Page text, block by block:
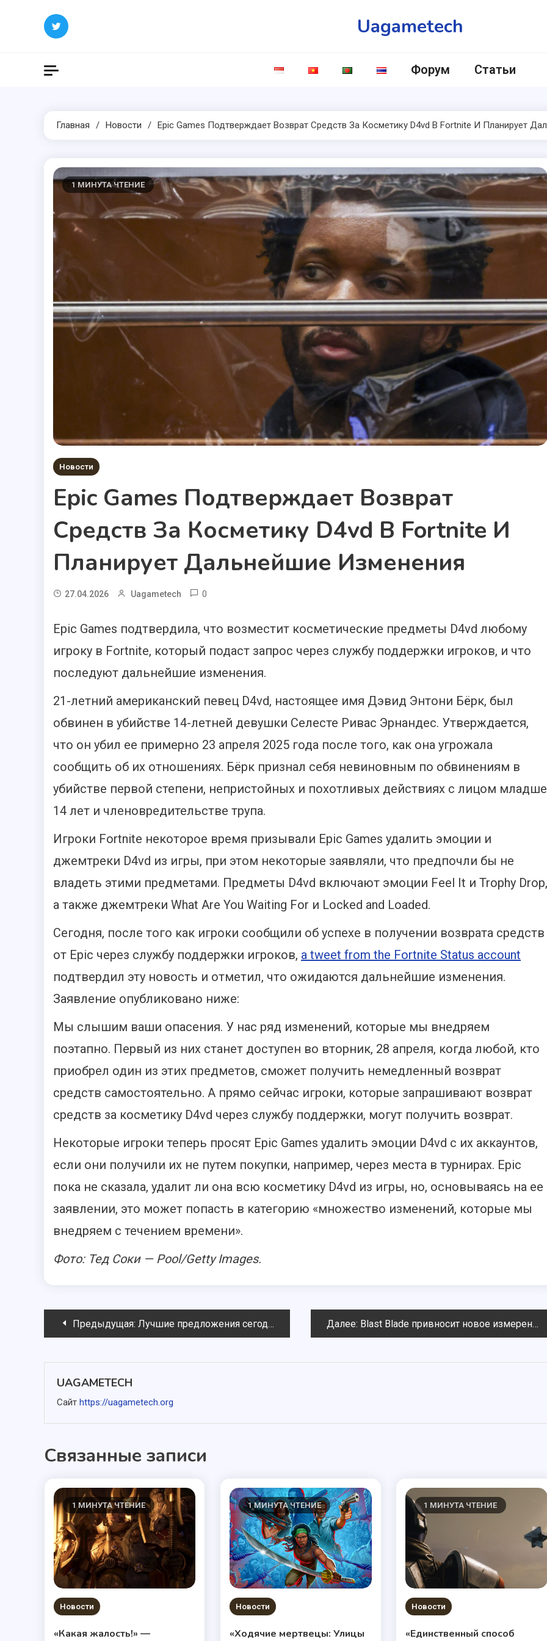
содержимому
Uagametech
Форум Статьи
Главная Новости Epic Games Подтверждает Возврат Средств За Косметику D4vd В Fortnite И Планирует
1 МИНУТА ЧТЕНИЕ
Новости
Epic Games Подтверждает Возврат
Средств За Косметику D4vd В Fortnite И
Планирует Дальнейшие Изменения
27.04.2026 Uagametech 0
Epic Games подтвердила, что возместит косметические предметы D4vd любому
игроку в Fortnite, который подаст запрос через службу поддержки игроков, и что
последуют дальнейшие изменения.
21-летний американский певец D4vd, настоящее имя Дэвид Энтони Бёрк, был
обвинен в убийстве 14-летней девушки Селесте Ривас Эрнандес. Утверждается,
что он убил ее примерно 23 апреля 2025 года после того, как она угрожала
сообщить об их отношениях. Бёрк признал себя невиновным по обвинениям в
убийстве первой степени, непристойных и похотливых действиях с лицом младше
14 лет и членовредительстве трупа.
Игроки Fortnite некоторое время призывали Epic Games удалить эмоции и
джемтреки D4vd из игры, при этом некоторые заявляли, что предпочли бы не
владеть этими предметами. Предметы D4vd включают эмоции Feel It и Trophy Drop,
а также джемтреки What Are You Waiting For и Locked and Loaded.
Сегодня, после того как игроки сообщили об успехе в получении возврата средств
от Epic через службу поддержки игроков, a tweet from the Fortnite Status account
подтвердил эту новость и отметил, что ожидаются дальнейшие изменения.
Заявление опубликовано ниже:
Мы слышим ваши опасения. У нас ряд изменений, которые мы внедряем
поэтапно. Первый из них станет доступен во вторник, 28 апреля, когда любой, кто
приобрел один из этих предметов, сможет получить немедленный возврат
средств самостоятельно. А прямо сейчас игроки, которые запрашивают возврат
средств за косметику D4vd через службу поддержки, могут получить возврат.
Некоторые игроки теперь просят Epic Games удалить эмоции D4vd с их аккаунтов,
если они получили их не путем покупки, например, через места в турнирах. Epic
пока не сказала, удалит ли она всю косметику D4vd из игры, но, основываясь на ее
заявлении, это может попасть в категорию «множество изменений, которые мы
внедряем с течением времени».
Фото: Тед Соки — Pool/Getty Images.
Навигация
записям
Предыдущая: Лучшие предложения сегодня: Dragon Quest VII Reimagined, Splatoon Raiders, AMD Ryzen 9 9900X и многое другое Далее: Blast Blade привносит новое измерение в платформенные файтинги
UAGAMETECH
Сайт https://uagametech.org
Связанные записи
1 МИНУТА ЧТЕНИЕ
Новости
«Какая жалость!» —
1 МИНУТА ЧТЕНИЕ
Новости
«Ходячие мертвецы: Улицы
1 МИНУТА ЧТЕНИЕ
Новости
«Единственный способ